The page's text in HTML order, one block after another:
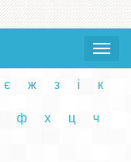
Toggle
є ж з і к
ф х ц ч